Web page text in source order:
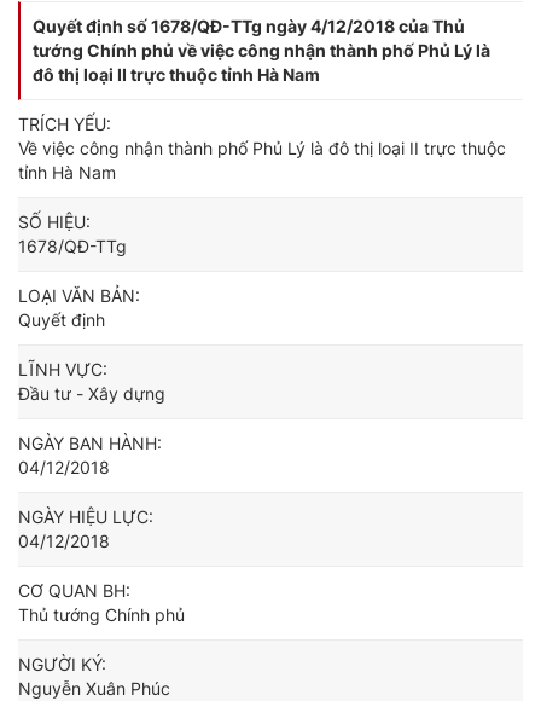
Quyết định số 1678/QĐ-TTg ngày 4/12/2018 của Thủ
tướng Chính phủ về việc công nhận thành phố Phủ Lý là
đô thị loại II trực thuộc tỉnh Hà Nam
TRÍCH YẾU:
Về việc công nhận thành phố Phủ Lý là đô thị loại II trực thuộc
tỉnh Hà Nam
SỐ HIỆU:
1678/QĐ-TTg
LOẠI VĂN BẢN:
Quyết định
LĨNH VỰC:
Đầu tư - Xây dựng
NGÀY BAN HÀNH:
04/12/2018
NGÀY HIỆU LỰC:
04/12/2018
CƠ QUAN BH:
Thủ tướng Chính phủ
NGƯỜI KÝ:
Nguyễn Xuân Phúc